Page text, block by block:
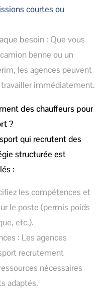
courtes ou
besoin : Que vous
benne ou un
les agences peuvent
immédiatement.
des chauffeurs pour
?
qui recrutent des
structurée est
:
les compétences et
le poste (permis poids
etc.).
: Les agences
recrutement
nécessaires
adaptés.